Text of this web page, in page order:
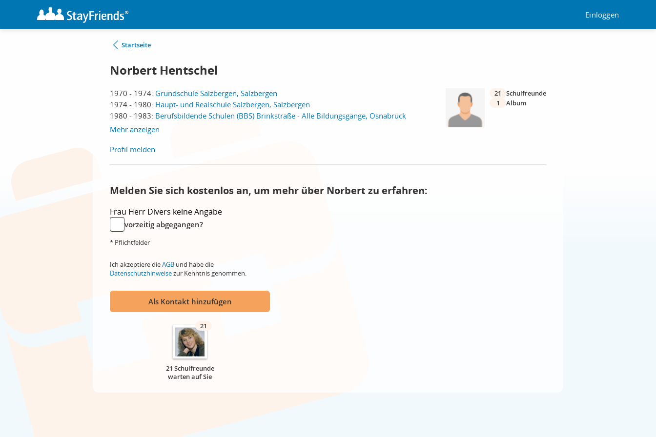
Einloggen
Startseite
Norbert Hentschel
1970 - 1974: Grundschule Salzbergen, Salzbergen
1974 - 1980: Haupt- und Realschule Salzbergen, Salzbergen
1980 - 1983: Berufsbildende Schulen (BBS) Brinkstraße - Alle Bildungsgänge, Osnabrück
Mehr anzeigen
21
Schulfreunde
1
Album
Profil melden
Melden Sie sich kostenlos an, um mehr über Norbert zu erfahren:
Frau Herr Divers keine Angabe
vorzeitig abgegangen?
* Pflichtfelder
Ich akzeptiere dieAGB und habe die
Datenschutzhinweisezur Kenntnis genommen.
Als Kontakt hinzufügen
21
21 Schulfreunde
warten auf Sie